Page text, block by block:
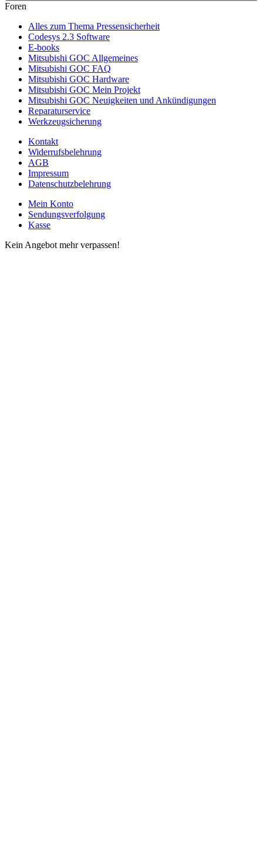
Foren
Alles zum Thema Pressensicherheit
Codesys 2.3 Software
E-books
Mitsubishi GOC Allgemeines
Mitsubishi GOC FAQ
Mitsubishi GOC Hardware
Mitsubishi GOC Mein Projekt
Mitsubishi GOC Neuigkeiten und Ankündigungen
Reparaturservice
Werkzeugsicherung
Kontakt
Widerrufsbelehrung
AGB
Impressum
Datenschutzbelehrung
Mein Konto
Sendungsverfolgung
Kasse
Kein Angebot mehr verpassen!